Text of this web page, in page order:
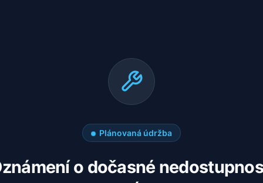
Plánovaná údržba
o dočasné